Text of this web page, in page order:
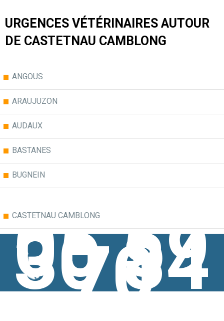
URGENCES VÉTÉRINAIRES AUTOUR
DE CASTETNAU CAMBLONG
ANGOUS
ARAUJUZON
AUDAUX
BASTANES
BUGNEIN
CASTETNAU CAMBLONG
DOGNEN
GURS
JASSES
05 59
30 84
70